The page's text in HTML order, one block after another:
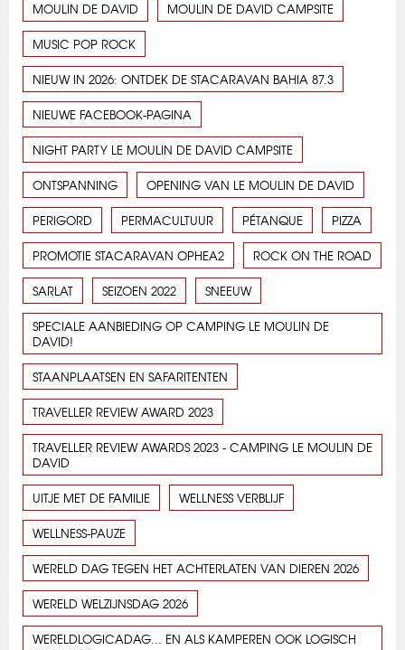
MOULIN DE DAVID MOULIN DE DAVID CAMPSITE
MUSIC POP ROCK
NIEUW IN 2026: ONTDEK DE STACARAVAN BAHIA 87.3
NIEUWE FACEBOOK-PAGINA
NIGHT PARTY LE MOULIN DE DAVID CAMPSITE
ONTSPANNING OPENING VAN LE MOULIN DE DAVID
PERIGORD PERMACULTUUR PÉTANQUE PIZZA
PROMOTIE STACARAVAN OPHEA2 ROCK ON THE ROAD
SARLAT SEIZOEN 2022 SNEEUW
SPECIALE AANBIEDING OP CAMPING LE MOULIN DE
DAVID!
STAANPLAATSEN EN SAFARITENTEN
TRAVELLER REVIEW AWARD 2023
TRAVELLER REVIEW AWARDS 2023 - CAMPING LE MOULIN DE
DAVID
UITJE MET DE FAMILIE WELLNESS VERBLIJF
WELLNESS-PAUZE
WERELD DAG TEGEN HET ACHTERLATEN VAN DIEREN 2026
WERELD WELZIJNSDAG 2026
WERELDLOGICADAG... EN ALS KAMPEREN OOK LOGISCH